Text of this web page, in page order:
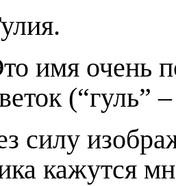
имя очень
(“гуль”
силу
кажутся